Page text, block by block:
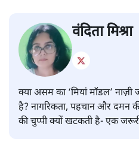
वंदिता मिश्रा
क्या असम का ‘मियां मॉडल’ नाज़ी
है? नागरिकता, पहचान और दमन
की चुप्पी क्यों खटकती है- एक